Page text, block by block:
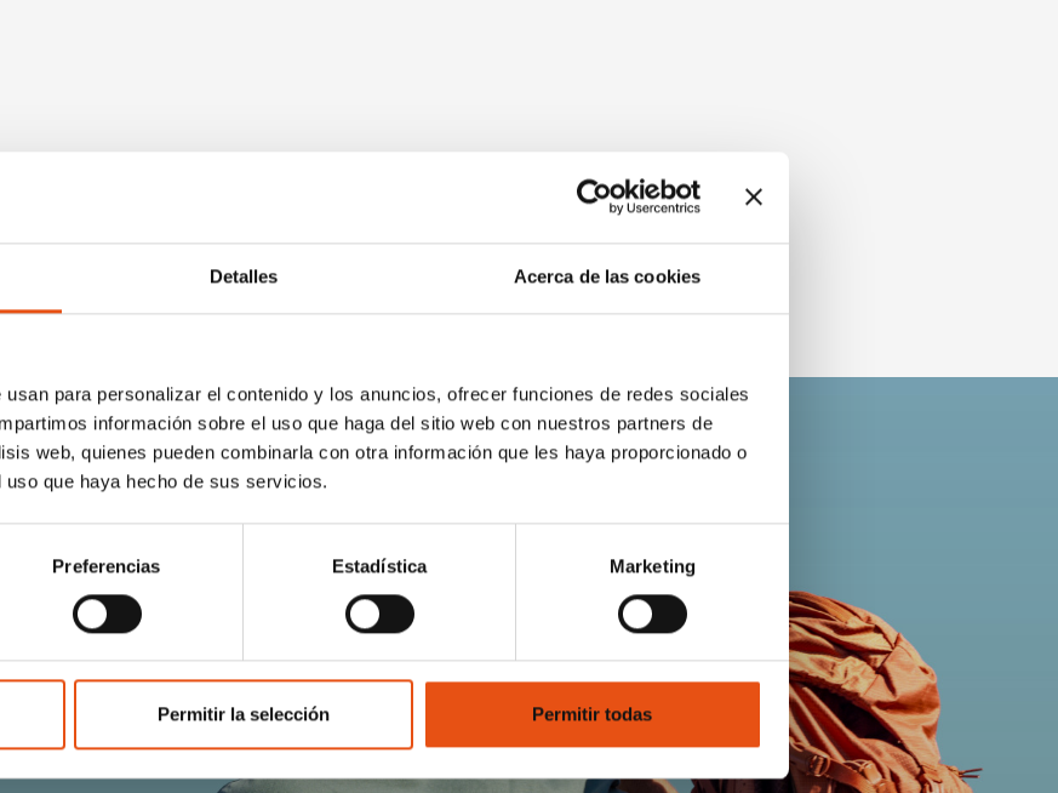
Detalles Acerca de las cookies
para personalizar el contenido y los anuncios, ofrecer funciones de redes sociales
información sobre el uso que haga del sitio web con nuestros partners de
web, quienes pueden combinarla con otra información que les haya proporcionado o
que haya hecho de sus servicios.
Preferencias Estadística Marketing
Permitir la selección Permitir todas